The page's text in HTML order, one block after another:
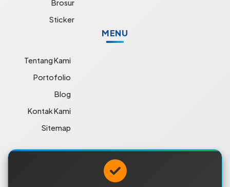
Brosur
Sticker
MENU
Tentang Kami
Portofolio
Blog
Kontak Kami
Sitemap